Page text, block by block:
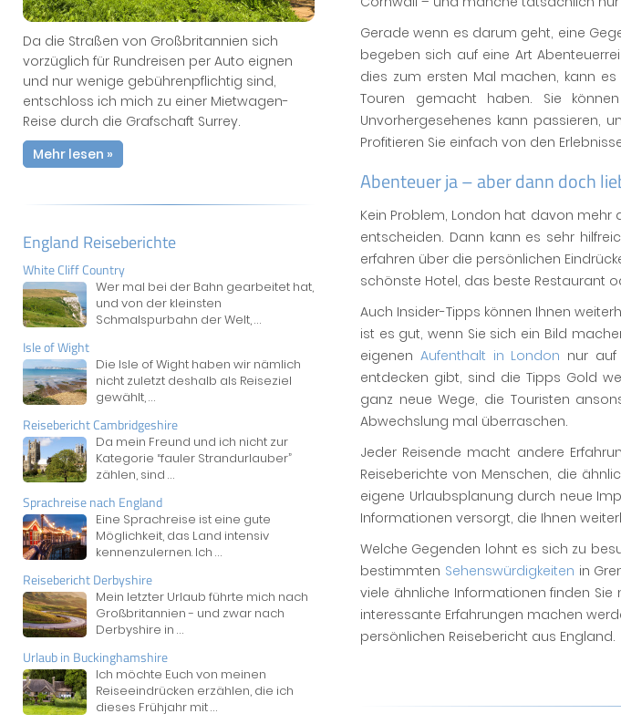
Da die Straßen von Großbritannien sich
vorzüglich für Rundreisen per Auto eignen
und nur wenige gebührenpflichtig sind,
entschloss ich mich zu einer Mietwagen-
Reise durch die Grafschaft Surrey.
Mehr lesen »
England Reiseberichte
White Cliff Country
Wer mal bei der Bahn gearbeitet hat,
und von der kleinsten
Schmalspurbahn der Welt,...
Isle of Wight
Die Isle of Wight haben wir nämlich
nicht zuletzt deshalb als Reiseziel
gewählt,...
Reisebericht Cambridgeshire
Da mein Freund und ich nicht zur
Kategorie “fauler Strandurlauber”
zählen, sind ...
Sprachreise nach England
Eine Sprachreise ist eine gute
Möglichkeit, das Land intensiv
kennenzulernen. Ich ...
Reisebericht Derbyshire
Mein letzter Urlaub führte mich nach
Großbritannien - und zwar nach
Derbyshire in ...
Urlaub in Buckinghamshire
Ich möchte Euch von meinen
Reiseeindrücken erzählen, die ich
dieses Frühjahr mit...
Gerade wenn es darum geht, eine
begeben sich auf eine Art
dies zum ersten Mal machen, kann
Touren gemacht haben. Sie
Unvorhergesehenes kann passieren,
Profitieren Sie einfach von den
Abenteuer ja – aber dann doch
Kein Problem, London hat davon mehr
entscheiden. Dann kann es sehr
erfahren über die persönlichen
schönste Hotel, das beste Restaurant
Auch Insider-Tipps können Ihnen
ist es gut, wenn Sie sich ein Bild
eigenen Aufenthalt in London nur auf
entdecken gibt, sind die Tipps Gold
ganz neue Wege, die Touristen
Abwechslung mal überraschen.
Jeder Reisende macht andere
Reiseberichte von Menschen, die
eigene Urlaubsplanung durch neue
Informationen versorgt, die Ihnen
Welche Gegenden lohnt es sich zu
bestimmten Sehenswürdigkeiten in
viele ähnliche Informationen finden
interessante Erfahrungen machen
persönlichen Reisebericht aus England.